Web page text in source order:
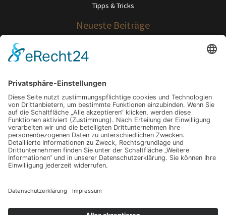
Tipps & Tricks
Neueste Beiträge
Verkalktes Wasser? So wird Ihr Zuhause widerstandsfähig gegen
Mineralrückstände.
entscheidet
Karriere und Kinderernährung: Wie du im Alltag beides unter einen Hut
bekommst
Wie Menschen einen exklusiven Lifestyle bewusst gestalten
Warum immer mehr Menschen beruflich etwas Sinnvolles suchen
Schlagwörter